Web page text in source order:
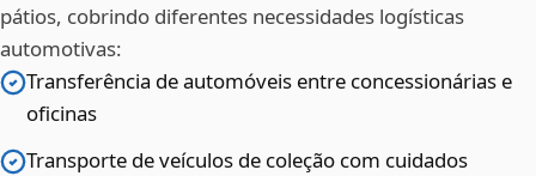
pátios, cobrindo diferentes necessidades logísticas
automotivas:
Transferência de automóveis entre concessionárias e
oficinas
Transporte de veículos de coleção com cuidados